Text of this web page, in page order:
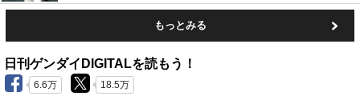
もっとみる
日刊ゲンダイDIGITALを読もう！
6.6万 18.5万